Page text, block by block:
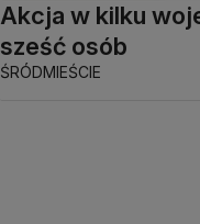
Akcja w kilku
sześć osób
ŚRÓDMIEŚCIE